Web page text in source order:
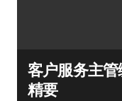
客户服务主管
精要